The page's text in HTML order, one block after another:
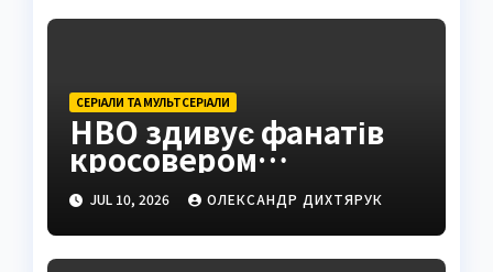
СЕРІАЛИ ТА МУЛЬТСЕРІАЛИ
HBO здивує фанатів
кросовером
«Завдання» та «Мейр
з Істтауна»
JUL 10, 2026 ОЛЕКСАНДР ДИХТЯРУК